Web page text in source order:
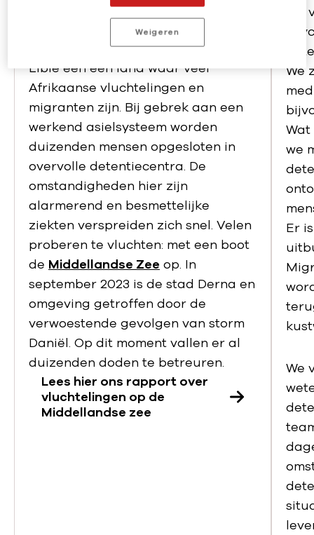
langdurige heerser Quadhafi in 2011
heerst er onrust. Een centrale
regering ontbreekt. Tegelijkertijd is
Libië een een land waar veel
Afrikaanse vluchtelingen en
migranten zijn. Bij gebrek aan een
werkend asielsysteem worden
duizenden mensen opgesloten in
overvolle detentiecentra. De
omstandigheden hier zijn
alarmerend en besmettelijke
ziekten verspreiden zich snel. Velen
proberen te vluchten: met een boot
de Middellandse Zee op. In
september 2023 is de stad Derna en
omgeving getroffen door de
verwoestende gevolgen van storm
Daniël. Op dit moment vallen er al
duizenden doden te betreuren.
Lees hier ons rapport over
vluchtelingen op de
Middellandse zee
We
we
Er
We
Weigeren